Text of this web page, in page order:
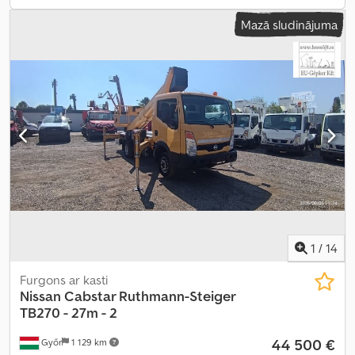
Mazā sludinājuma
1 / 14
Győr 1 129 km
Furgons ar kasti
Nissan Cabstar Ruthmann-Steiger
TB270 - 27m - 2
44 500 €